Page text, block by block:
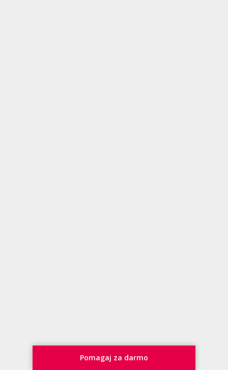
Pomagaj za darmo